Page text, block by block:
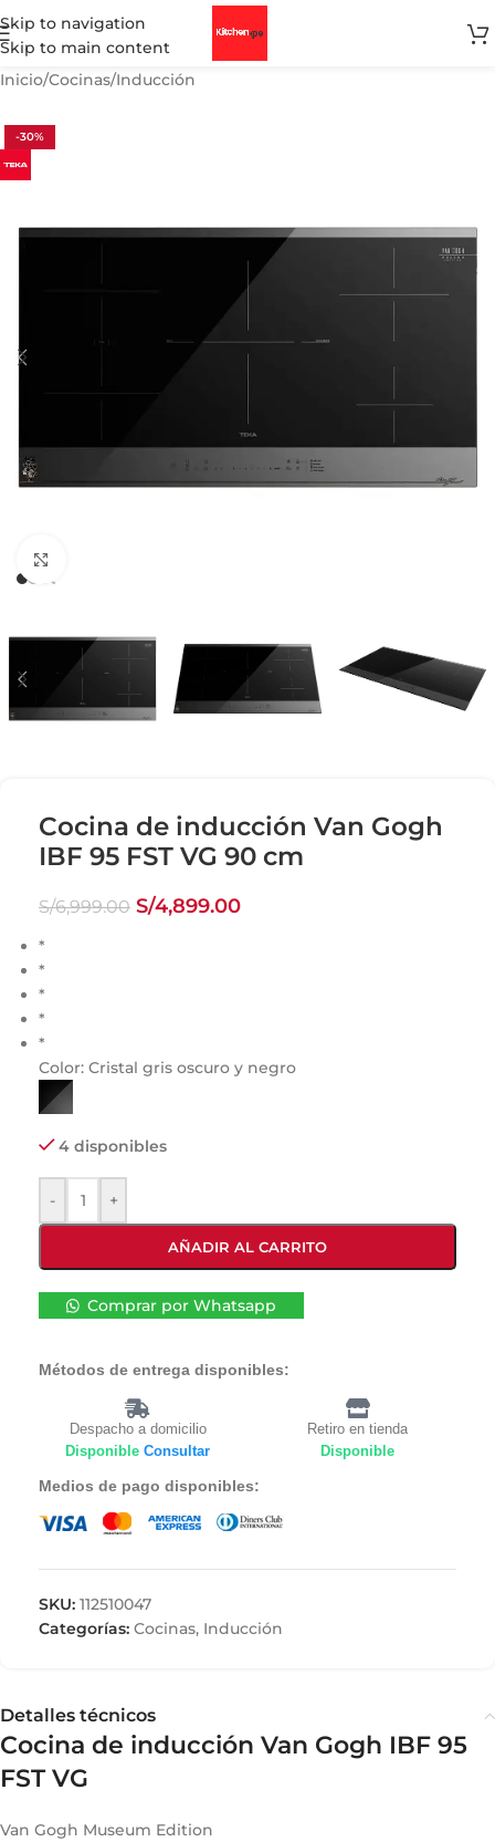
Skip to navigation
Skip to main content
Inicio/Cocinas/Inducción
-30%
Cocina de inducción Van Gogh
IBF 95 FST VG 90 cm
S/6,999.00 S/4,899.00
*
*
*
*
*
Color: Cristal gris oscuro y negro
4 disponibles
- +
AÑADIR AL CARRITO
Comprar por Whatsapp
Métodos de entrega disponibles:
Despacho a domicilio
Disponible Consultar
Retiro en tienda
Disponible
Medios de pago disponibles:
SKU: 112510047
Categorías: Cocinas, Inducción
Detalles técnicos
Cocina de inducción Van Gogh IBF 95
FST VG
Van Gogh Museum Edition